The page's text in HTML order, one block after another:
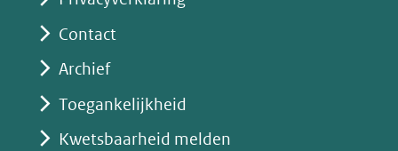
Contact
Archief
Toegankelijkheid
Kwetsbaarheid melden